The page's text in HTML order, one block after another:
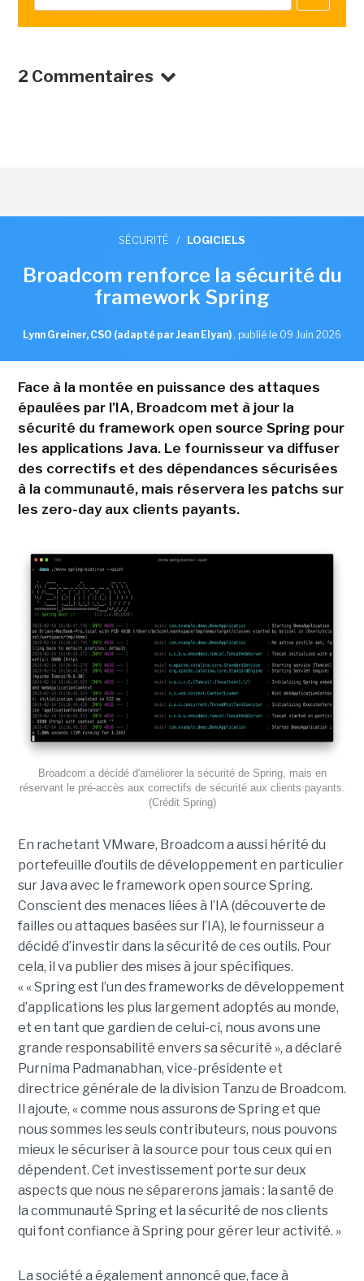
2 Commentaires
SÉCURITÉ / LOGICIELS
Broadcom renforce la sécurité du
framework Spring
Lynn Greiner, CSO (adapté par Jean Elyan) , publié le 09 Juin 2026
Face à la montée en puissance des attaques
épaulées par l'IA, Broadcom met à jour la
sécurité du framework open source Spring pour
les applications Java. Le fournisseur va diffuser
des correctifs et des dépendances sécurisées
à la communauté, mais réservera les patchs sur
les zero-day aux clients payants.
Broadcom a décidé d'améliorer la sécurité de Spring, mais en
réservant le pré-accès aux correctifs de sécurité aux clients payants.
(Crédit Spring)
En rachetant VMware, Broadcom a aussi hérité du
portefeuille d’outils de développement en particulier
sur Java avec le framework open source Spring.
Conscient des menaces liées à l’IA (découverte de
failles ou attaques basées sur l’IA), le fournisseur a
décidé d’investir dans la sécurité de ces outils. Pour
cela, il va publier des mises à jour spécifiques.
« « Spring est l’un des frameworks de développement
d’applications les plus largement adoptés au monde,
et en tant que gardien de celui-ci, nous avons une
grande responsabilité envers sa sécurité », a déclaré
Purnima Padmanabhan, vice-présidente et
directrice générale de la division Tanzu de Broadcom.
Il ajoute, « comme nous assurons de Spring et que
nous sommes les seuls contributeurs, nous pouvons
mieux le sécuriser à la source pour tous ceux qui en
dépendent. Cet investissement porte sur deux
aspects que nous ne séparerons jamais : la santé de
la communauté Spring et la sécurité de nos clients
qui font confiance à Spring pour gérer leur activité. »
La société a également annoncé que, face à